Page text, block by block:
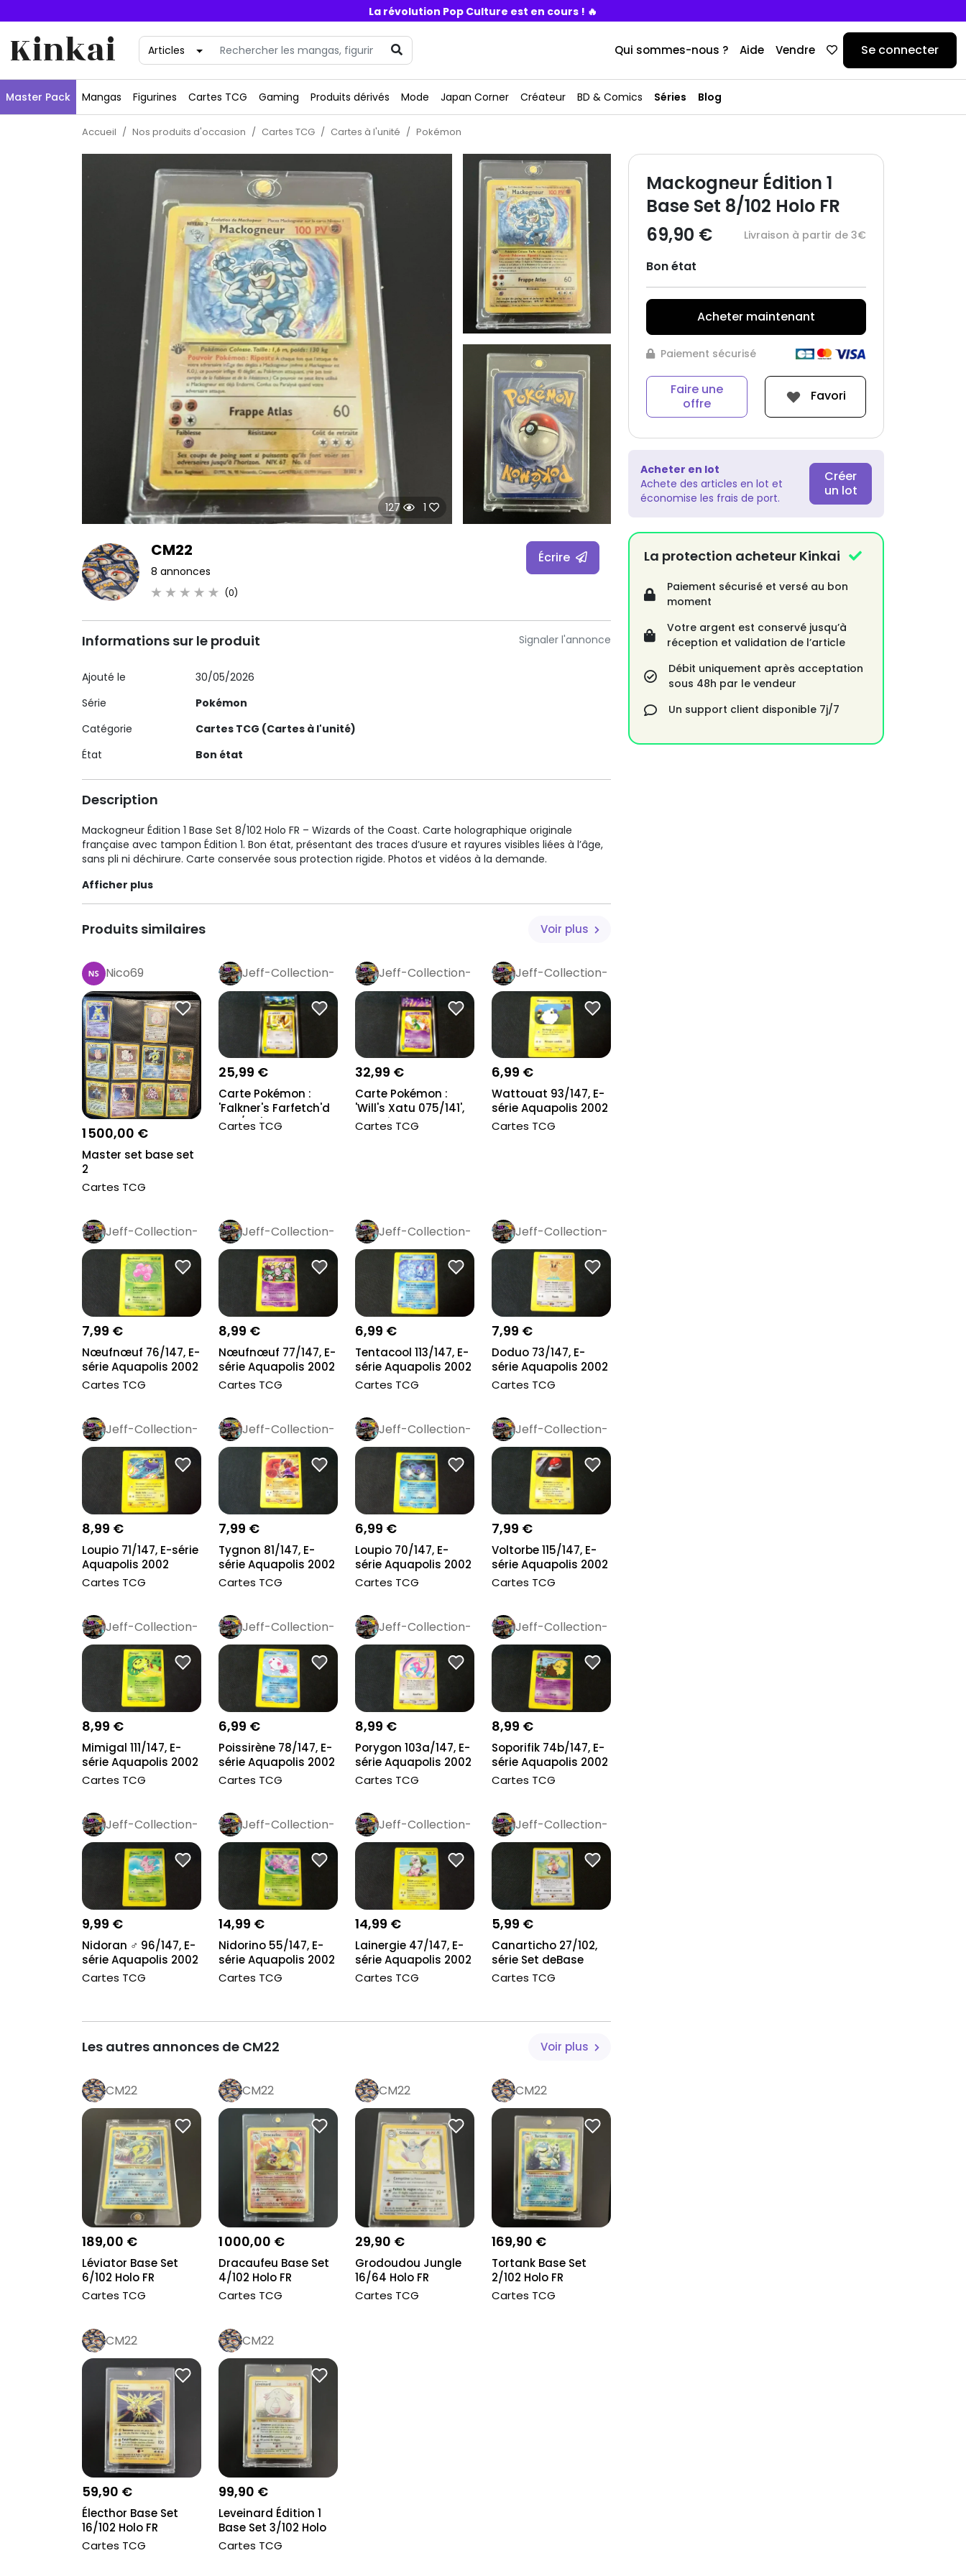
La révolution Pop Culture est en cours ! 🔥
Kinkai Qui sommes-nous ? Aide Vendre Se connecter
Master Pack Mangas Figurines Cartes TCG Gaming Produits dérivés Mode Japan Corner Créateur BD & Comics Séries Blog
Accueil Nos produits d'occasion Cartes TCG Cartes à l'unité Pokémon
127 1
CM22
8 annonces
(0)
Écrire
Signaler l'annonce
Informations sur le produit
Ajouté le
30/05/2026
Série
Pokémon
Catégorie
Cartes TCG (Cartes à l'unité)
État
Bon état
Description
Mackogneur Édition 1 Base Set 8/102 Holo FR – Wizards of the Coast. Carte holographique originale
française avec tampon Édition 1. Bon état, présentant des traces d’usure et rayures visibles liées à l’âge,
sans pli ni déchirure. Carte conservée sous protection rigide. Photos et vidéos à la demande.
Afficher plus
Produits similaires Voir plus
Nico69
1 500,00 €
Master set base set
2
Cartes TCG
Jeff-Collection-
Rétro Pro
25,99 €
Carte Pokémon :
'Falkner's Farfetch'd
003/141', Gr...
Cartes TCG
Jeff-Collection-
Rétro Pro
32,99 €
Carte Pokémon :
'Will's Xatu 075/141',
Gradé Colle...
Cartes TCG
Jeff-Collection-
Rétro Pro
6,99 €
Wattouat 93/147, E-
série Aquapolis 2002
Cartes TCG
Jeff-Collection-
Rétro Pro
7,99 €
Nœufnœuf 76/147, E-
série Aquapolis 2002
Cartes TCG
Jeff-Collection-
Rétro Pro
8,99 €
Nœufnœuf 77/147, E-
série Aquapolis 2002
Cartes TCG
Jeff-Collection-
Rétro Pro
6,99 €
Tentacool 113/147, E-
série Aquapolis 2002
Cartes TCG
Jeff-Collection-
Rétro Pro
7,99 €
Doduo 73/147, E-
série Aquapolis 2002
Cartes TCG
Jeff-Collection-
Rétro Pro
8,99 €
Loupio 71/147, E-série
Aquapolis 2002
Cartes TCG
Jeff-Collection-
Rétro Pro
7,99 €
Tygnon 81/147, E-
série Aquapolis 2002
Cartes TCG
Jeff-Collection-
Rétro Pro
6,99 €
Loupio 70/147, E-
série Aquapolis 2002
Cartes TCG
Jeff-Collection-
Rétro Pro
7,99 €
Voltorbe 115/147, E-
série Aquapolis 2002
Cartes TCG
Jeff-Collection-
Rétro Pro
8,99 €
Mimigal 111/147, E-
série Aquapolis 2002
Cartes TCG
Jeff-Collection-
Rétro Pro
6,99 €
Poissirène 78/147, E-
série Aquapolis 2002
Cartes TCG
Jeff-Collection-
Rétro Pro
8,99 €
Porygon 103a/147, E-
série Aquapolis 2002
Cartes TCG
Jeff-Collection-
Rétro Pro
8,99 €
Soporifik 74b/147, E-
série Aquapolis 2002
Cartes TCG
Jeff-Collection-
Rétro Pro
9,99 €
Nidoran ♂ 96/147, E-
série Aquapolis 2002
Cartes TCG
Jeff-Collection-
Rétro Pro
14,99 €
Nidorino 55/147, E-
série Aquapolis 2002
Cartes TCG
Jeff-Collection-
Rétro Pro
14,99 €
Lainergie 47/147, E-
série Aquapolis 2002
Cartes TCG
Jeff-Collection-
Rétro Pro
5,99 €
Canarticho 27/102,
série Set deBase
Cartes TCG
Les autres annonces de CM22 Voir plus
CM22
189,00 €
Léviator Base Set
6/102 Holo FR
Cartes TCG
CM22
1 000,00 €
Dracaufeu Base Set
4/102 Holo FR
Cartes TCG
CM22
29,90 €
Grodoudou Jungle
16/64 Holo FR
Cartes TCG
CM22
169,90 €
Tortank Base Set
2/102 Holo FR
Cartes TCG
CM22
59,90 €
Électhor Base Set
16/102 Holo FR
Cartes TCG
CM22
99,90 €
Leveinard Édition 1
Base Set 3/102 Holo
FR
Cartes TCG
Mackogneur Édition 1
Base Set 8/102 Holo FR
69,90 €
Livraison à partir de 3€
Bon état
Acheter maintenant
Paiement sécurisé
Faire une
offre
Favori
Acheter en lot
Achete des articles en lot et
économise les frais de port.
Créer
un lot
La protection acheteur Kinkai
Paiement sécurisé et versé au bon
moment
Votre argent est conservé jusqu’à
réception et validation de l’article
Débit uniquement après acceptation
sous 48h par le vendeur
Un support client disponible 7j/7